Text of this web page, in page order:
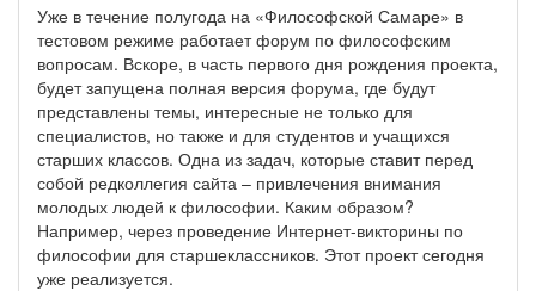
Уже в течение полугода на «Философской Самаре» в
тестовом режиме работает форум по философским
вопросам. Вскоре, в часть первого дня рождения проекта,
будет запущена полная версия форума, где будут
представлены темы, интересные не только для
специалистов, но также и для студентов и учащихся
старших классов. Одна из задач, которые ставит перед
собой редколлегия сайта – привлечения внимания
молодых людей к философии. Каким образом?
Например, через проведение Интернет-викторины по
философии для старшеклассников. Этот проект сегодня
уже реализуется.